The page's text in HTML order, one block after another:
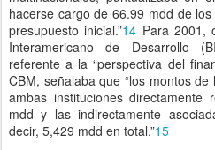
hacerse cargo de 66.99 mdd de
presupuesto inicial.”14 Para 2001,
Interamericano de Desarrollo
referente a la “perspectiva del
CBM, señalaba que “los montos
ambas instituciones directamente
mdd y las indirectamente
decir, 5,429 mdd en total.”15